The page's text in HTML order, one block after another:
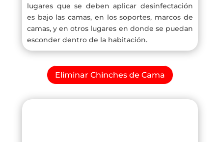
lugares que se deben aplicar desinfectación
es bajo las camas, en los soportes, marcos de
camas, y en otros lugares en donde se puedan
esconder dentro de la habitación.
Eliminar Chinches de Cama